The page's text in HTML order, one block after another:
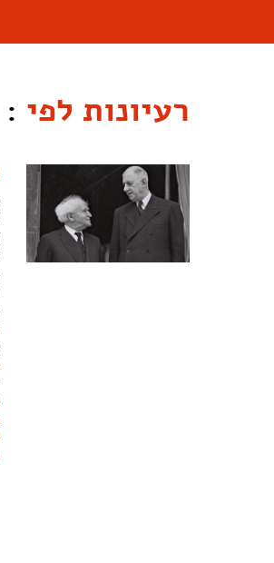
רעיונות לפי :